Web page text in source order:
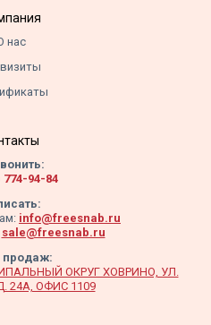
нас
774-94-84
info@freesnab.ru
sale@freesnab.ru
продаж:
ОКРУГ ХОВРИНО, УЛ.
24А, ОФИС 1109